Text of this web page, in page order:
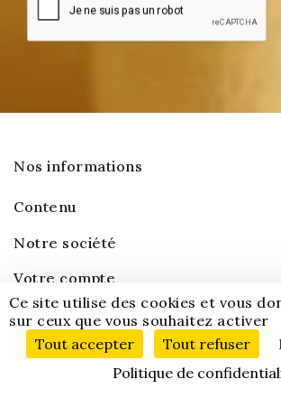
Nos informations
Contenu
Notre société
Votre compte
Ce site utilise des cookies et vous
sur ceux que vous souhaitez activer
Tout accepter
Tout refuser
Politique de